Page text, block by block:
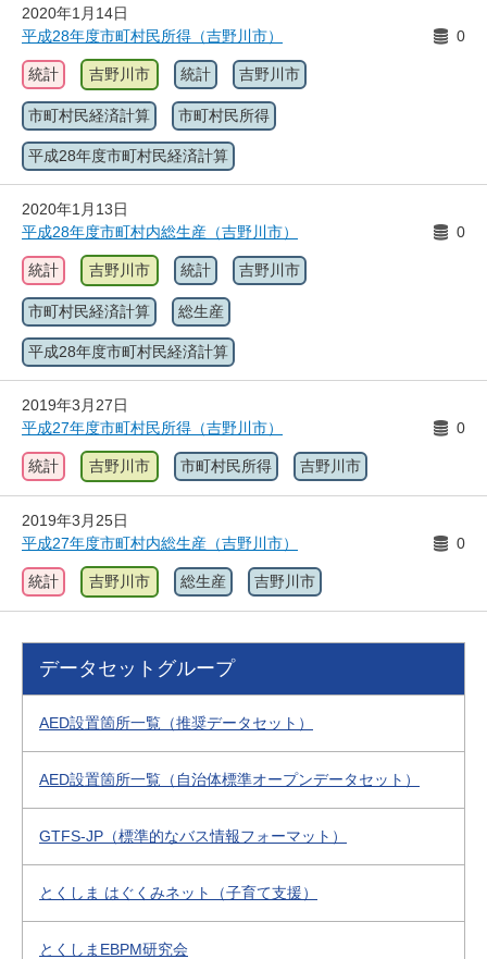
2020年1月14日
平成28年度市町村民所得（吉野川市）
0
統計 吉野川市 統計 吉野川市
市町村民経済計算 市町村民所得
平成28年度市町村民経済計算
2020年1月13日
平成28年度市町村内総生産（吉野川市）
0
統計 吉野川市 統計 吉野川市
市町村民経済計算 総生産
平成28年度市町村民経済計算
2019年3月27日
平成27年度市町村民所得（吉野川市）
0
統計 吉野川市 市町村民所得 吉野川市
2019年3月25日
平成27年度市町村内総生産（吉野川市）
0
統計 吉野川市 総生産 吉野川市
データセットグループ
AED設置箇所一覧（推奨データセット）
AED設置箇所一覧（自治体標準オープンデータセット）
GTFS-JP（標準的なバス情報フォーマット）
とくしま はぐくみネット（子育て支援）
とくしまEBPM研究会